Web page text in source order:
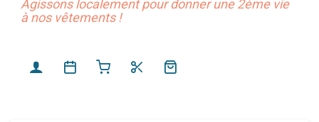
Agissons localement pour donner une 2ème vie
à nos vêtements !